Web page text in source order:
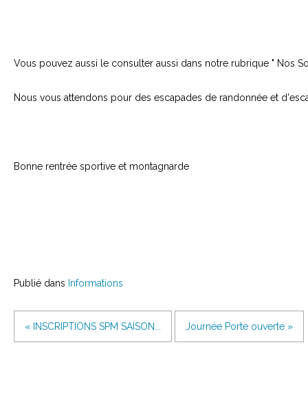
Vous pouvez aussi le consulter aussi dans notre rubrique " Nos
Nous vous attendons pour des escapades de randonnée et
Bonne rentrée sportive et montagnarde
Publié dans Informations
« INSCRIPTIONS SPM SAISON... Journée Porte ouverte »